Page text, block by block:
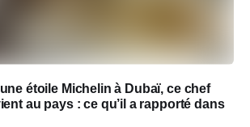
étoile Michelin à Dubaï, ce chef
au pays : ce qu’il a rapporté dans